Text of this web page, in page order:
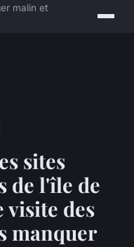
malin et
sites
de l'île de
visite des
manquer